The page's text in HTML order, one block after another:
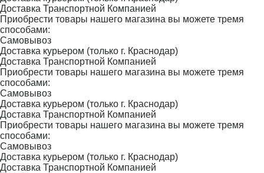
Доставка Транспортной Компанией
Приобрести товары нашего магазина вы можете тремя
способами:
Самовывоз
Доставка курьером (только г. Краснодар)
Доставка Транспортной Компанией
Приобрести товары нашего магазина вы можете тремя
способами:
Самовывоз
Доставка курьером (только г. Краснодар)
Доставка Транспортной Компанией
Приобрести товары нашего магазина вы можете тремя
способами:
Самовывоз
Доставка курьером (только г. Краснодар)
Доставка Транспортной Компанией